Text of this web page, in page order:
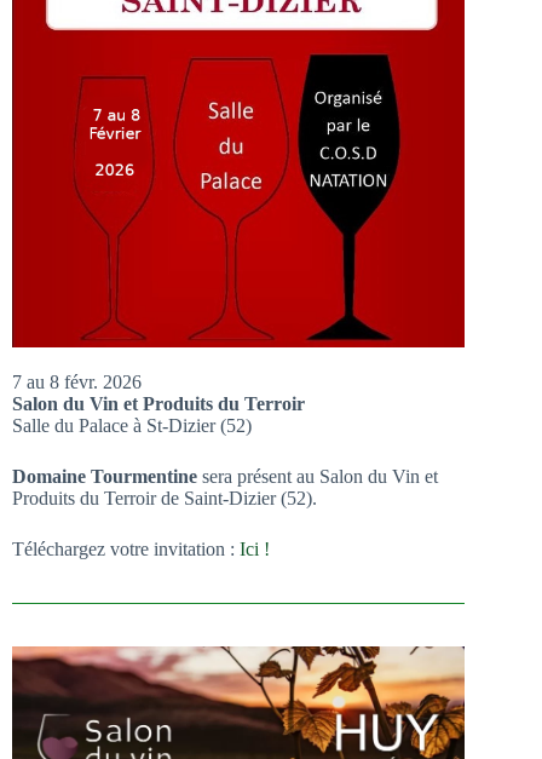
7 au 8 févr. 2026
Salon du Vin et Produits du Terroir
Salle du Palace à St-Dizier (52)
Domaine Tourmentine sera présent au Salon du Vin et
Produits du Terroir de Saint-Dizier (52).
Téléchargez votre invitation : Ici !